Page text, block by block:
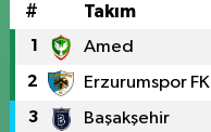
# Takım
1 Amed
2 Erzurumspor FK
3 Başakşehir